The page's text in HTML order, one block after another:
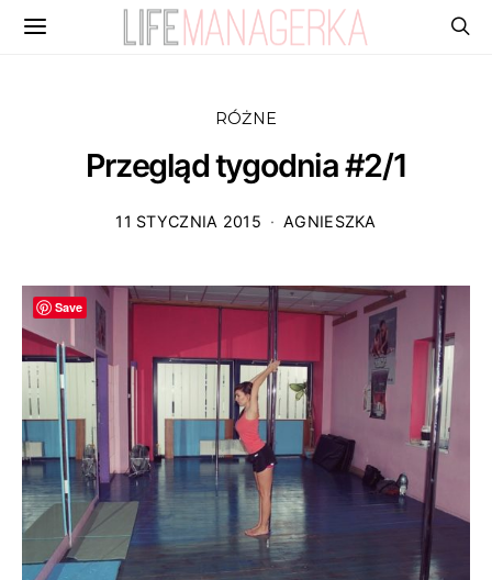
RÓŻNE
Przegląd tygodnia #2/1
11 STYCZNIA 2015 AGNIESZKA
Save